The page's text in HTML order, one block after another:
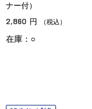
ナー付）
2,860 円 （税込）
在庫：○